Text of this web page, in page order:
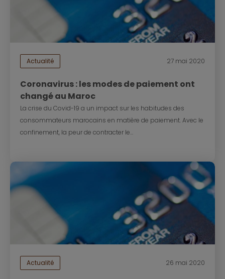
Actualité 27 mai 2020
Coronavirus : les modes de paiement ont
changé au Maroc
La crise du Covid-19 a un impact sur les habitudes des
consommateurs marocains en matière de paiement. Avec le
confinement, la peur de contracter le...
Actualité 26 mai 2020